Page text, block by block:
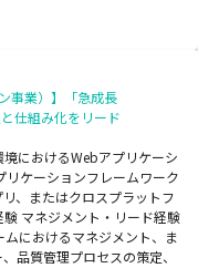
事業）】「急成長
仕組み化をリード
におけるWebアプリケーシ
ケーションフレームワーク
、またはクロスプラットフ
マネジメント・リード経験
ムにおけるマネジメント、ま
品質管理プロセスの策定、